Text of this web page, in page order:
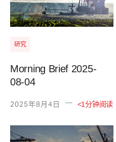
研究
Morning Brief 2025-
08-04
2025年8月4日 — <1分钟阅读